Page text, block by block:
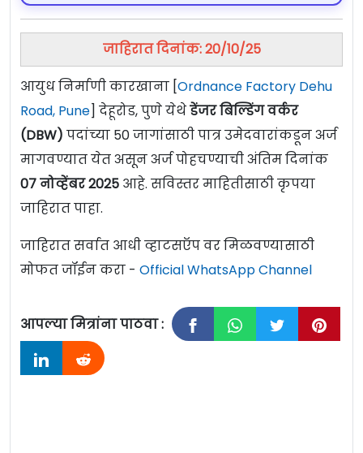
जाहिरात दिनांक: 20/10/25
आयुध निर्माणी कारखाना [Ordnance Factory Dehu
Road, Pune] देहूरोड, पुणे येथेडेंजर बिल्डिंग वर्कर
(DBW) पदांच्या 50 जागांसाठी पात्र उमेदवारांकडून अर्ज
मागवण्यात येत असून अर्ज पोहचण्याची अंतिम दिनांक
07 नोव्हेंबर 2025 आहे. सविस्तर माहितीसाठी कृपया
जाहिरात पाहा.
जाहिरात सर्वात आधी व्हाटसऍप वर मिळवण्यासाठी
मोफत जॉईन करा - Official WhatsApp Channel
आपल्या मित्रांना पाठवा :